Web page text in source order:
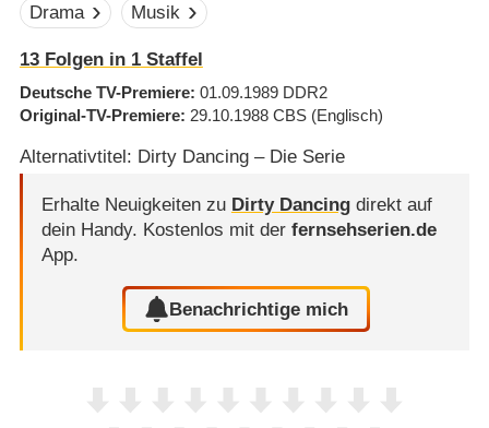
Drama Musik
13Folgen in 1Staffel
Deutsche TV-Premiere 01.09.1989 DDR2
Original-TV-Premiere 29.10.1988 CBS (Englisch)
Alternativtitel: Dirty Dancing – Die Serie
Erhalte Neuigkeiten zu Dirty Dancingdirekt auf
dein Handy. Kostenlos mit der fernsehserien.de
App.
Benachrichtige mich